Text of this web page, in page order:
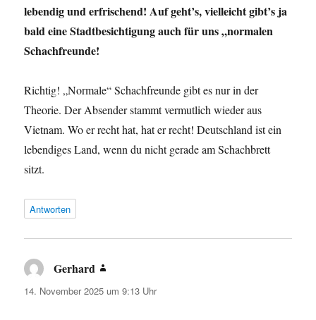
lebendig und erfrischend! Auf geht’s, vielleicht gibt’s ja
bald eine Stadtbesichtigung auch für uns „normalen
Schachfreunde!
Richtig! „Normale“ Schachfreunde gibt es nur in der
Theorie. Der Absender stammt vermutlich wieder aus
Vietnam. Wo er recht hat, hat er recht! Deutschland ist ein
lebendiges Land, wenn du nicht gerade am Schachbrett
sitzt.
Antworten
Gerhard
14. November 2025 um 9:13 Uhr